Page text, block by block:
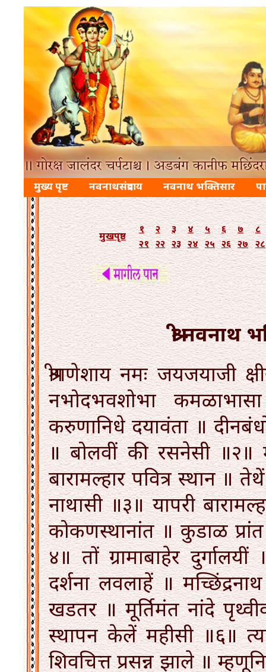
मुख्य पृष्ट नवनाथसंप्रदाय नवनाथ भक्तिसार
मुखपृष्ठ
१ २ ३ ४ ५ ६ ७
८
२१ २२ २३ २४ २५ २६ २७ २८
श्री नवनाथ
श्रीगणेशाय नमः जयजयाजी
नभोदभवशोभा
करुणानिधे दयावंता ॥
॥ बोलवीं की रसनेसी
बारामल्हार पवित्र स्थान ॥
नाथासी ॥३॥ यापरी
कोकणस्थानांत ॥ कुडाळ
४॥ तों ग्रामाबाहेर
दर्शना लवलाहें ॥
खडतर ॥ मूर्तिमंत नांदे
स्थापन केलें महीसी ॥६॥
शिवचित्त प्रसन्न झाले ॥